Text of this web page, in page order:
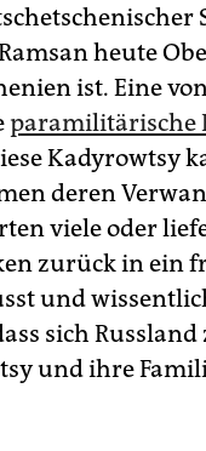
heute
ist. Eine
paramilitärische
Kadyrowtsy
deren
viele oder
zurück in ein
und
sich
und ihre